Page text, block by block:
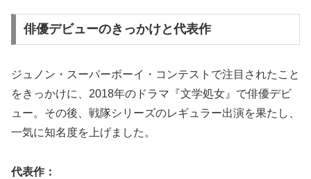
俳優デビューのきっかけと代表作
ジュノン・スーパーボーイ・コンテストで注目されたこと
をきっかけに、2018年のドラマ『文学処女』で俳優デビ
ュー。その後、戦隊シリーズのレギュラー出演を果たし、
一気に知名度を上げました。
代表作：